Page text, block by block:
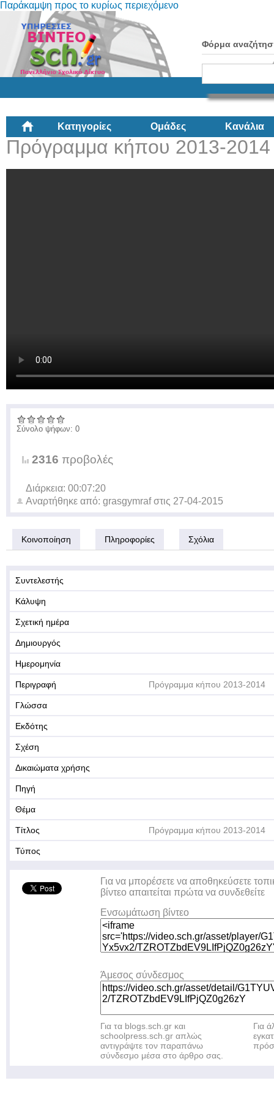
Παράκαμψη προς το κυρίως περιεχόμενο
Φόρμα
Κατηγορίες Ομάδες Κανάλια
Πρόγραμμα κήπου 2013-2014
Σύνολο ψήφων: 0
2316 προβολές
Διάρκεια: 00:07:20
Αναρτήθηκε από: grasgymrafστις 27-04-2015
Κοινοποίηση Πληροφορίες Σχόλια
Συντελεστής
Κάλυψη
Σχετική ημέρα
Δημιουργός
Ημερομηνία
Περιγραφή Πρόγραμμα κήπου 2013-2014
Γλώσσα
Εκδότης
Σχέση
Δικαιώματα χρήσης
Πηγή
Θέμα
Τίτλος Πρόγραμμα κήπου 2013-2014
Τύπος
Για να μπορέσετε να αποθηκεύσετε
βίντεο απαιτείται πρώτα να συνδεθείτε
Ενσωμάτωση βίντεο
Άμεσος σύνδεσμος
Για τα blogs.sch.gr και
schoolpress.sch.gr απλώς
αντιγράψτε τον παραπάνω
σύνδεσμο μέσα στο άρθρο σας.
Για